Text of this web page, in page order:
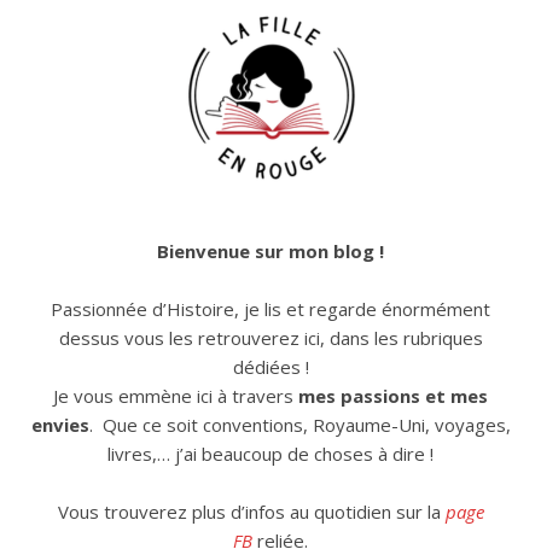
Bienvenue sur mon blog !
Passionnée d’Histoire, je lis et regarde énormément
dessus vous les retrouverez ici, dans les rubriques
dédiées !
Je vous emmène ici à travers mes passions et mes
envies. Que ce soit conventions, Royaume-Uni, voyages,
livres,… j’ai beaucoup de choses à dire !
Vous trouverez plus d’infos au quotidien sur la page
FB reliée.